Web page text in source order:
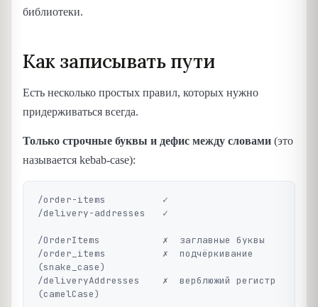
библиотеки.
Как записывать пути
Есть несколько простых правил, которых нужно
придерживаться всегда.
Только строчные буквы и дефис между словами (это
называется kebab-case):
/order-items          ✓
/delivery-addresses   ✓
/OrderItems           ✗  заглавные буквы
/order_items          ✗  подчёркивание
(snake_case)
/deliveryAddresses    ✗  верблюжий регистр